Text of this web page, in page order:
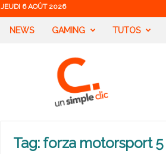
JEUDI 6 AOÛT 2026
NEWS GAMING TUTOS
Tag: forza motorsport 5